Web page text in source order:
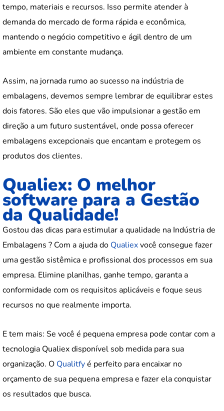
tempo, materiais e recursos. Isso permite atender à
demanda do mercado de forma rápida e econômica,
mantendo o negócio competitivo e ágil dentro de um
ambiente em constante mudança.
Assim, na jornada rumo ao sucesso na indústria de
embalagens, devemos sempre lembrar de equilibrar estes
dois fatores. São eles que vão impulsionar a gestão em
direção a um futuro sustentável, onde possa oferecer
embalagens excepcionais que encantam e protegem os
produtos dos clientes.
Qualiex: O melhor
software para a Gestão
da Qualidade!
Gostou das dicas para estimular a qualidade na Indústria de
Embalagens ? Com a ajuda do Qualiexvocê consegue fazer
uma gestão sistêmica e profissional dos processos em sua
empresa. Elimine planilhas, ganhe tempo, garanta a
conformidade com os requisitos aplicáveis e foque seus
recursos no que realmente importa.
E tem mais: Se você é pequena empresa pode contar com a
tecnologia Qualiex disponível sob medida para sua
organização. O Qualitfyé perfeito para encaixar no
orçamento de sua pequena empresa e fazer ela conquistar
os resultados que busca.